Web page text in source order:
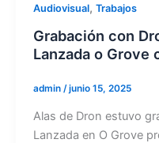
Audiovisual, Trabajos
Grabación con
Lanzada o Grove
admin /junio 15, 2025
Alas de Dron estuvo
Lanzada en O Grove